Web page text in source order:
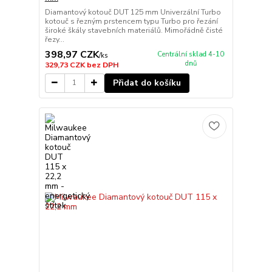
Diamantový kotouč DUT 125 mm Univerzální Turbo
kotouč s řezným prstencem typu Turbo pro řezání
široké škály stavebních materiálů. Mimořádně čisté
řezy...
398,97 CZK/ks
329,73 CZKbez DPH
Centrální sklad 4-10
dnů
Přidat do košíku